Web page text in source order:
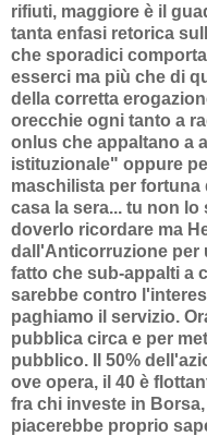
rifiuti, maggiore è il
tanta enfasi retorica
che sporadici
esserci ma più che di
della corretta
orecchie ogni tanto a
onlus che appaltano a
istituzionale" oppure
maschilista per
casa la sera... tu non
doverlo ricordare ma
dall'Anticorruzione per
fatto che sub-appalti a
sarebbe contro
paghiamo il servizio.
pubblica circa e per
pubblico. Il 50%
ove opera, il 40 è
fra chi investe in
piacerebbe proprio